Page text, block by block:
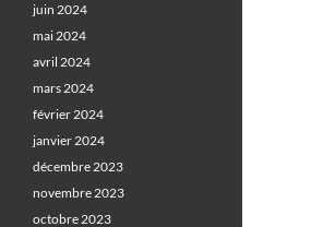
juin 2024
mai 2024
avril 2024
mars 2024
février 2024
janvier 2024
décembre 2023
novembre 2023
octobre 2023